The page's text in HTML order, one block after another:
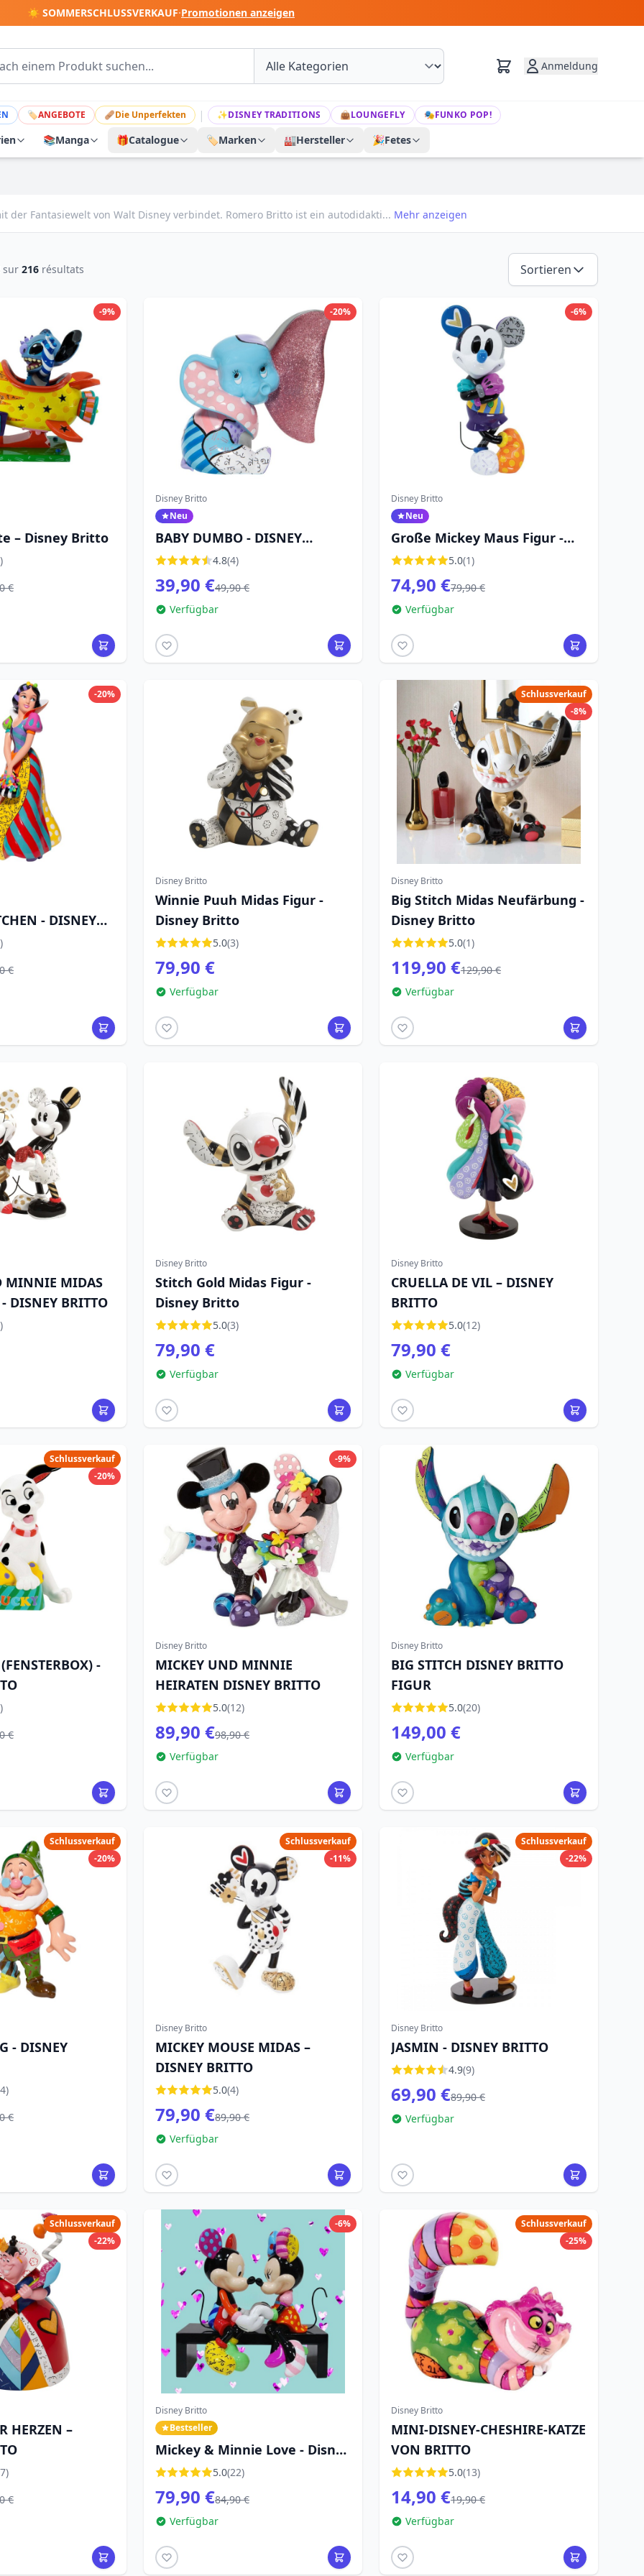
☀️ SOMMERSCHLUSSVERKAUF·Promotionen anzeigen
Anmeldung
🏷ANGEBOTE 🩹Die Unperfekten | ✨DISNEY TRADITIONS 👜LOUNGEFLY 🎭FUNKO POP!
📚Manga 🎁Catalogue 🏷️Marken 🏭Hersteller 🎉Fetes
der Fantasiewelt von Walt Disney verbindet. Romero Britto ist ein autodidakti... Mehr anzeigen
sur 216 résultats Sortieren
-9%
– Disney Britto
€
-20%
Disney Britto
Neu
BABY DUMBO - DISNEY
BRITTO
4.8(4)
39,90 €49,90 €
Verfügbar
-6%
Disney Britto
Neu
Große Mickey Maus Figur -
Disney Britto
5.0(1)
74,90 €79,90 €
Verfügbar
-20%
- DISNEY
€
Disney Britto
Winnie Puuh Midas Figur -
Disney Britto
5.0(3)
79,90 €
Verfügbar
Schlussverkauf
-8%
Disney Britto
Big Stitch Midas Neufärbung -
Disney Britto
5.0(1)
119,90 €129,90 €
Verfügbar
MINNIE MIDAS
DISNEY BRITTO
Disney Britto
Stitch Gold Midas Figur -
Disney Britto
5.0(3)
79,90 €
Verfügbar
Disney Britto
CRUELLA DE VIL – DISNEY
BRITTO
5.0(12)
79,90 €
Verfügbar
Schlussverkauf
-20%
-
€
-9%
Disney Britto
MICKEY UND MINNIE
HEIRATEN DISNEY BRITTO
5.0(12)
89,90 €98,90 €
Verfügbar
Disney Britto
BIG STITCH DISNEY BRITTO
FIGUR
5.0(20)
149,00 €
Verfügbar
Schlussverkauf
-20%
- DISNEY
€
Schlussverkauf
-11%
Disney Britto
MICKEY MOUSE MIDAS –
DISNEY BRITTO
5.0(4)
79,90 €89,90 €
Verfügbar
Schlussverkauf
-22%
Disney Britto
JASMIN - DISNEY BRITTO
4.9(9)
69,90 €89,90 €
Verfügbar
Schlussverkauf
-22%
HERZEN –
€
-6%
Disney Britto
Bestseller
Mickey & Minnie Love - Disney
Britto
5.0(22)
79,90 €84,90 €
Verfügbar
Schlussverkauf
-25%
Disney Britto
MINI-DISNEY-CHESHIRE-KATZE
VON BRITTO
5.0(13)
14,90 €19,90 €
Verfügbar